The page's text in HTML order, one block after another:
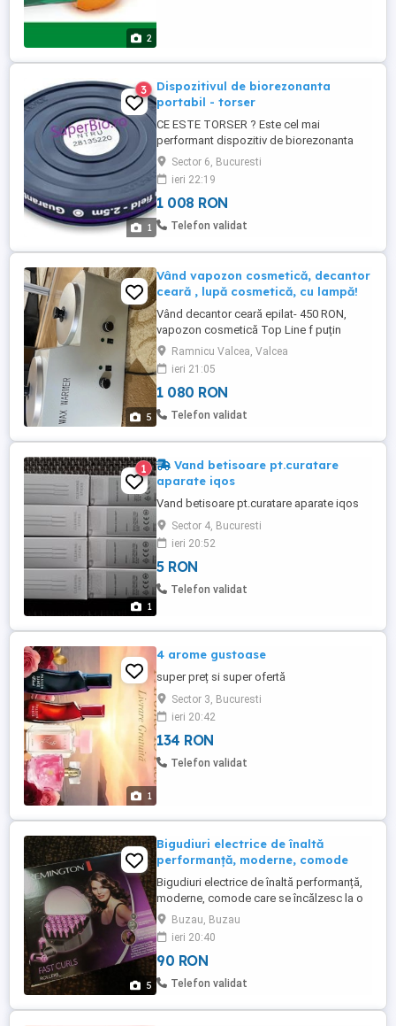
2
1
3
Dispozitivul de biorezonanta
portabil - torser
CE ESTE TORSER ? Este cel mai
performant dispozitiv de biorezonanta
portabil care mareste, echilibreaza si
protejeaza campul bioenergetic uman.
Torser stimuleaza mecanisme de
autovindecare ale organismului, creste
imunitatea si protejeaza impotriva
ORIGINAL Echilibreaza ...
Sector 6, Bucuresti
ieri 22:19
1 008 RON
Telefon validat
5
Vând vapozon cosmetică, decantor
ceară , lupă cosmetică, cu lampă!
Vând decantor ceară epilat- 450 RON,
vapozon cosmetică Top Line f puțin
folosit-500 RON, lupă cosmetică cu lampă
pe picior cu rotile-130 RON sau toate la
1000 RON! Predare personală în Rm.
Vâlcea.
Ramnicu Valcea, Valcea
ieri 21:05
1 080 RON
Telefon validat
1
1
Vand betisoare pt.curatare
aparate iqos
Vand betisoare pt.curatare aparate iqos
Sector 4, Bucuresti
ieri 20:52
5 RON
Telefon validat
1
4 arome gustoase
super preț si super ofertă
Sector 3, Bucuresti
ieri 20:42
134 RON
Telefon validat
5
Bigudiuri electrice de înaltă
performanță, moderne, comode
Bigudiuri electrice de înaltă performanță,
moderne, comode care se încălzesc la o
temperatură optimă, în câteva minute în
cutia specială termostatată, și care se
alimentează la o priză obișnuită de 220 v.
După încălzire, bigudiurile pot fi scoase
din cutie și folosite pentru că au un sistem
Buzau, Buzau
ieri 20:40
90 RON
Telefon validat